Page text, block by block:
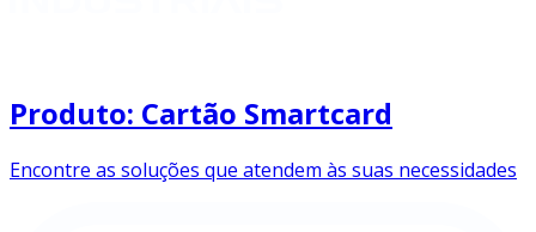
Produto: Cartão Smartcard
Encontre as soluções que atendem às suas necessidades